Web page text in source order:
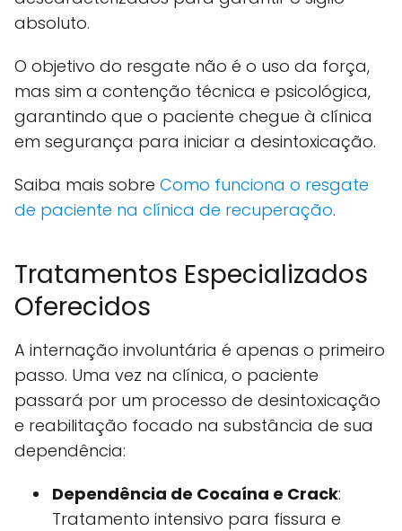
absoluto.
O objetivo do resgate não é o uso da força,
mas sim a contenção técnica e psicológica,
garantindo que o paciente chegue à clínica
em segurança para iniciar a desintoxicação.
Saiba mais sobre Como funciona o resgate
de paciente na clínica de recuperação.
Tratamentos Especializados
Oferecidos
A internação involuntária é apenas o primeiro
passo. Uma vez na clínica, o paciente
passará por um processo de desintoxicação
e reabilitação focado na substância de sua
dependência:
Dependência de Cocaína e Crack:
Tratamento intensivo para fissura e